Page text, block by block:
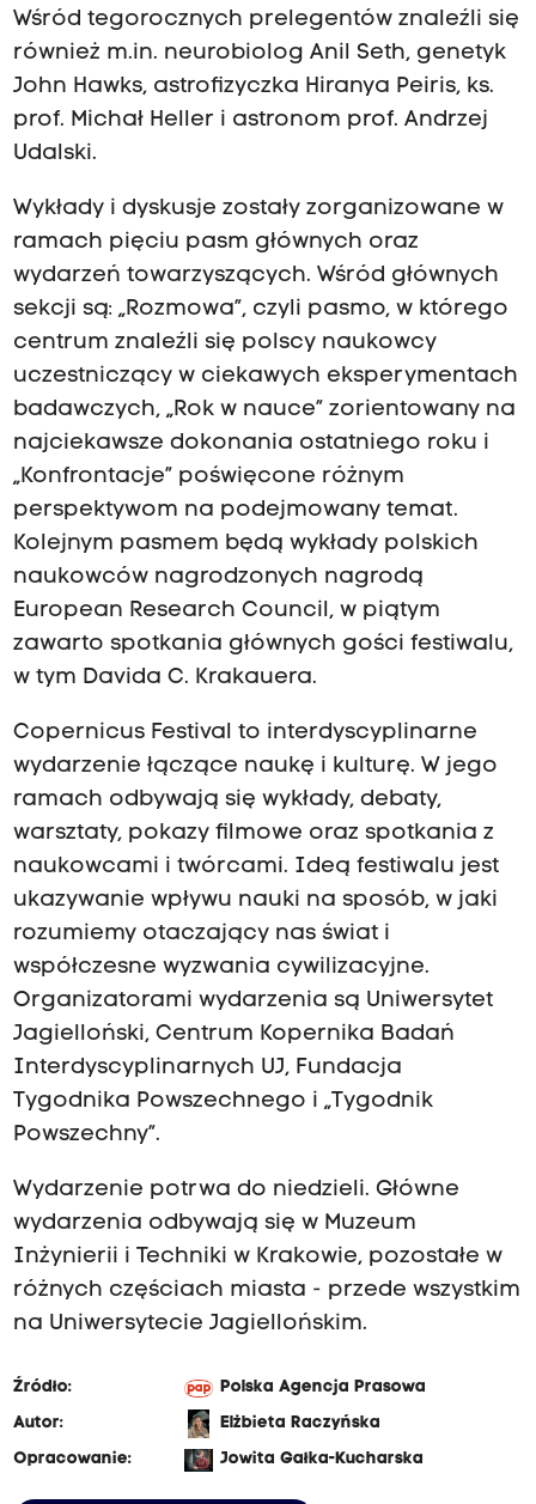
Wśród tegorocznych prelegentów znaleźli się
również m.in. neurobiolog Anil Seth, genetyk
John Hawks, astrofizyczka Hiranya Peiris, ks.
prof. Michał Heller i astronom prof. Andrzej
Udalski.
Wykłady i dyskusje zostały zorganizowane w
ramach pięciu pasm głównych oraz
wydarzeń towarzyszących. Wśród głównych
sekcji są: „Rozmowa”, czyli pasmo, w którego
centrum znaleźli się polscy naukowcy
uczestniczący w ciekawych eksperymentach
badawczych, „Rok w nauce” zorientowany na
najciekawsze dokonania ostatniego roku i
„Konfrontacje” poświęcone różnym
perspektywom na podejmowany temat.
Kolejnym pasmem będą wykłady polskich
naukowców nagrodzonych nagrodą
European Research Council, w piątym
zawarto spotkania głównych gości festiwalu,
w tym Davida C. Krakauera.
Copernicus Festival to interdyscyplinarne
wydarzenie łączące naukę i kulturę. W jego
ramach odbywają się wykłady, debaty,
warsztaty, pokazy filmowe oraz spotkania z
naukowcami i twórcami. Ideą festiwalu jest
ukazywanie wpływu nauki na sposób, w jaki
rozumiemy otaczający nas świat i
współczesne wyzwania cywilizacyjne.
Organizatorami wydarzenia są Uniwersytet
Jagielloński, Centrum Kopernika Badań
Interdyscyplinarnych UJ, Fundacja
Tygodnika Powszechnego i „Tygodnik
Powszechny”.
Wydarzenie potrwa do niedzieli. Główne
wydarzenia odbywają się w Muzeum
Inżynierii i Techniki w Krakowie, pozostałe w
różnych częściach miasta - przede wszystkim
na Uniwersytecie Jagiellońskim.
Źródło:
Polska Agencja Prasowa
Autor:
Elżbieta Raczyńska
Opracowanie:
Jowita Gałka-Kucharska